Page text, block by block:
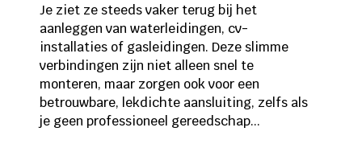
Je ziet ze steeds vaker terug bij het
aanleggen van waterleidingen, cv-
installaties of gasleidingen. Deze slimme
verbindingen zijn niet alleen snel te
monteren, maar zorgen ook voor een
betrouwbare, lekdichte aansluiting, zelfs als
je geen professioneel gereedschap...